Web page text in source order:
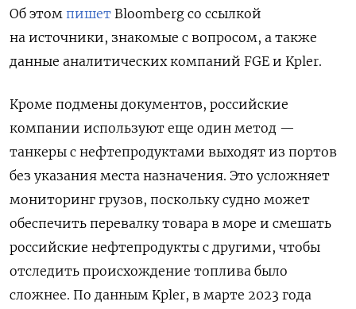
Об этом пишет Bloomberg со ссылкой
на источники, знакомые с вопросом, а также
данные аналитических компаний FGE и Kpler.
Кроме подмены документов, российские
компании используют еще один метод —
танкеры с нефтепродуктами выходят из портов
без указания места назначения. Это усложняет
мониторинг грузов, поскольку судно может
обеспечить перевалку товара в море и смешать
российские нефтепродукты с другими, чтобы
отследить происхождение топлива было
сложнее. По данным Kpler, в марте 2023 года